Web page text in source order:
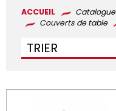
ACCUEIL Catalogue
Couverts de table
TRIER